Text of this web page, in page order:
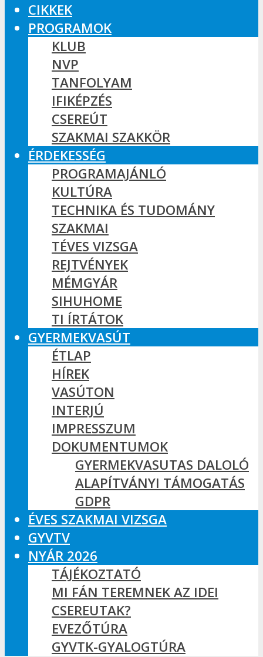
CIKKEK
PROGRAMOK
KLUB
NVP
TANFOLYAM
IFIKÉPZÉS
CSEREÚT
SZAKMAI SZAKKÖR
ÉRDEKESSÉG
PROGRAMAJÁNLÓ
KULTÚRA
TECHNIKA ÉS TUDOMÁNY
SZAKMAI
TÉVES VIZSGA
REJTVÉNYEK
MÉMGYÁR
SIHUHOME
TI ÍRTÁTOK
GYERMEKVASÚT
ÉTLAP
HÍREK
VASÚTON
INTERJÚ
IMPRESSZUM
DOKUMENTUMOK
GYERMEKVASUTAS DALOLÓ
ALAPÍTVÁNYI TÁMOGATÁS
GDPR
ÉVES SZAKMAI VIZSGA
GYVTV
NYÁR 2026
TÁJÉKOZTATÓ
MI FÁN TEREMNEK AZ IDEI
CSEREUTAK?
EVEZŐTÚRA
GYVTK-GYALOGTÚRA